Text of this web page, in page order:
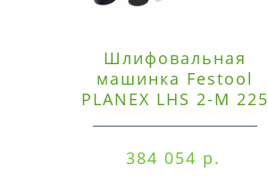
Шлифовальная
машинка Festool
PLANEX LHS 2-M 225
384 054 р.